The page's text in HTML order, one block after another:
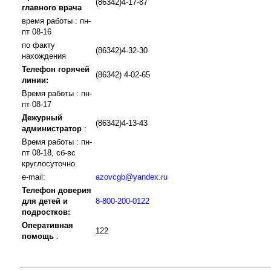
главного врача
(86342)4-17-87
время работы : пн-
пт 08-16
по факту
нахождения
(86342)4-32-30
Телефон горячей
линии:
(86342) 4-02-65
Время работы : пн-
пт 08-17
Дежурный
администратор :
(86342)4-13-43
Время работы : пн-
пт 08-18, сб-вс
круглосуточно
e-mail:
azovcgb@yandex.ru
Телефон доверия
для детей и
подростков:
8-800-200-0122
Оперативная
помощь :
122